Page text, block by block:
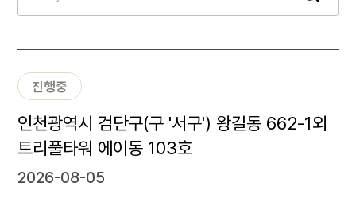
진행중
인천광역시 검단구(구 '서구') 왕길동 662-1외
트리풀타워 에이동 103호
2026-08-05